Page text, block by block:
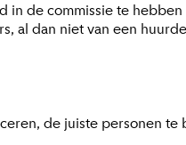
in de commissie te
al dan niet van een
de juiste personen